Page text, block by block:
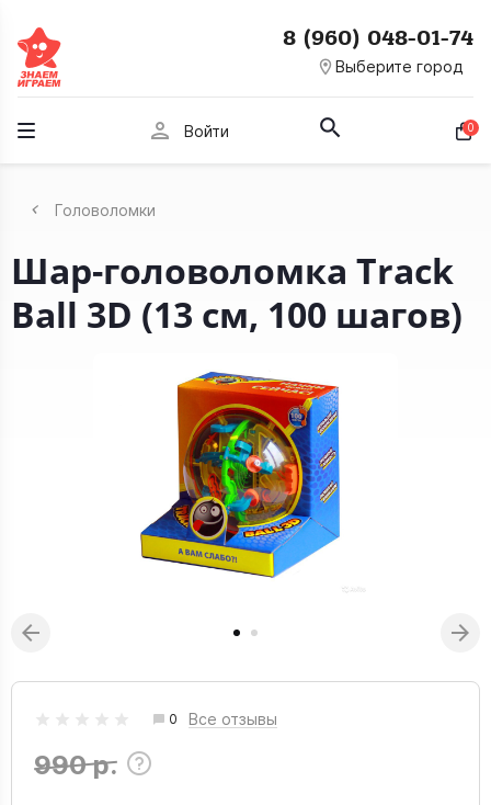
room Выберите город
8 (960) 048-01-74
person Войти 0
Головоломки
Шар-головоломка Track
Ball 3D (13 см, 100 шагов)
0 Все отзывы
990 р.